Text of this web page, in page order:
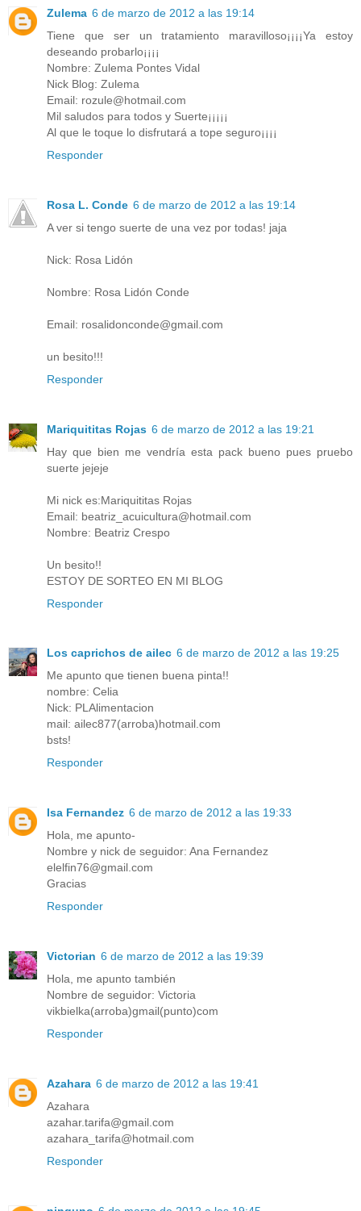
Zulema 6 de marzo de 2012 a las 19:14
Tiene que ser un tratamiento maravilloso¡¡¡¡Ya estoy
deseando probarlo¡¡¡¡
Nombre: Zulema Pontes Vidal
Nick Blog: Zulema
Email: rozule@hotmail.com
Mil saludos para todos y Suerte¡¡¡¡¡
Al que le toque lo disfrutará a tope seguro¡¡¡¡
Responder
Rosa L. Conde 6 de marzo de 2012 a las 19:14
A ver si tengo suerte de una vez por todas! jaja
Nick: Rosa Lidón
Nombre: Rosa Lidón Conde
Email: rosalidonconde@gmail.com
un besito!!!
Responder
Mariquititas Rojas 6 de marzo de 2012 a las 19:21
Hay que bien me vendría esta pack bueno pues pruebo
suerte jejeje
Mi nick es:Mariquititas Rojas
Email: beatriz_acuicultura@hotmail.com
Nombre: Beatriz Crespo
Un besito!!
ESTOY DE SORTEO EN MI BLOG
Responder
Los caprichos de ailec 6 de marzo de 2012 a las 19:25
Me apunto que tienen buena pinta!!
nombre: Celia
Nick: PLAlimentacion
mail: ailec877(arroba)hotmail.com
bsts!
Responder
Isa Fernandez 6 de marzo de 2012 a las 19:33
Hola, me apunto-
Nombre y nick de seguidor: Ana Fernandez
elelfin76@gmail.com
Gracias
Responder
Victorian 6 de marzo de 2012 a las 19:39
Hola, me apunto también
Nombre de seguidor: Victoria
vikbielka(arroba)gmail(punto)com
Responder
Azahara 6 de marzo de 2012 a las 19:41
Azahara
azahar.tarifa@gmail.com
azahara_tarifa@hotmail.com
Responder